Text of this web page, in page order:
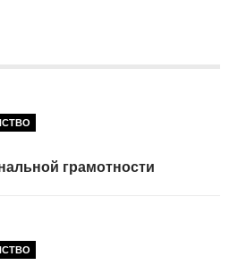
грамотности